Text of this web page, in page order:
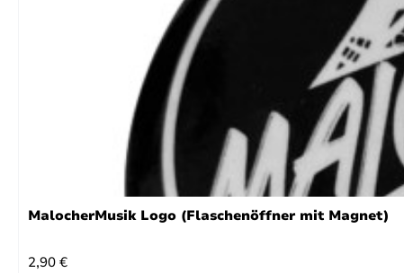
MalocherMusik Logo (Flaschenöffner mit Magnet)
REGULÄRER PREIS:
2,90 €